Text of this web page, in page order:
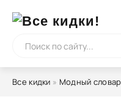
Все кидки » Модный